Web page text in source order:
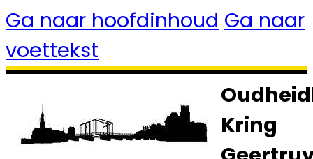
Ga naar hoofdinhoud Ga naar
voettekst
Kring